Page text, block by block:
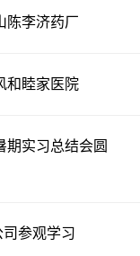
陈李济药厂
和睦家医院
期实习总结会圆
参观学习